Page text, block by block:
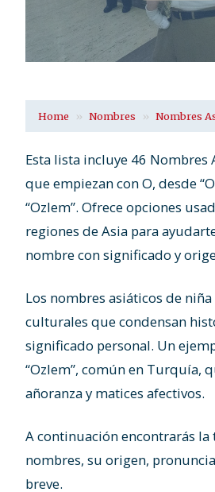
Home Nombres Nombres
Esta lista incluye 46 Nombres
que empiezan con O, desde
“Ozlem”. Ofrece opciones
regiones de Asia para
nombre con significado y
Los nombres asiáticos de
culturales que condensan
significado personal. Un
“Ozlem”, común en Turquía,
añoranza y matices afectivos.
A continuación encontrarás la
nombres, su origen,
breve.